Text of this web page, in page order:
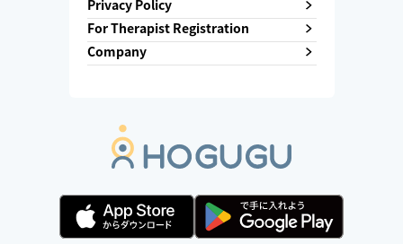
Privacy Policy
For Therapist Registration
Company